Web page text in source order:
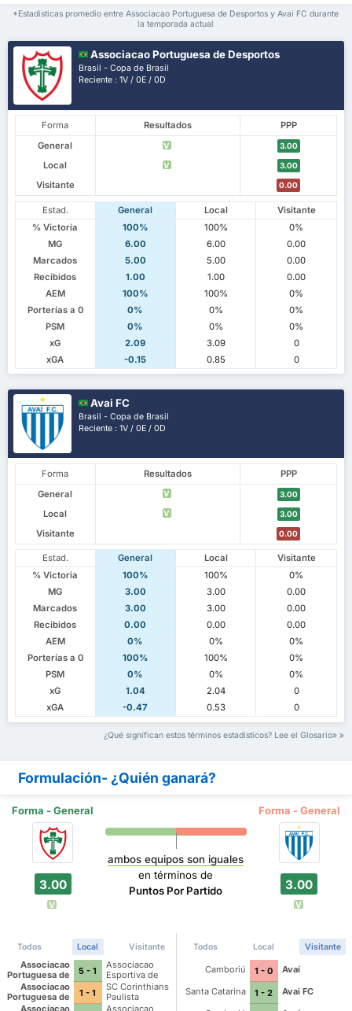
*Estadísticas promedio entre Associacao Portuguesa de Desportos y Avai FC durante
la temporada actual
Associacao Portuguesa de Desportos
Brasil - Copa de Brasil
Reciente : 1V / 0E / 0D
Forma Resultados
PPP
General
V 3.00
Local V 3.00
Visitante 0.00
Estad. General Local
Visitante
% Victoria
100% 100%
0%
MG
6.00 6.00
0.00
Marcados
5.00 5.00
0.00
Recibidos
1.00 1.00
0.00
AEM
100% 100%
0%
Porterías a 0
0% 0%
0%
PSM
0% 0%
0%
xG
2.09 3.09
0
xGA
-0.15 0.85 0
Avai FC
Brasil - Copa de Brasil
Reciente : 1V / 0E / 0D
Forma Resultados
PPP
General
V 3.00
Local V 3.00
Visitante 0.00
Estad. General Local
Visitante
% Victoria
100% 100%
0%
MG
3.00 3.00
0.00
Marcados
3.00 3.00
0.00
Recibidos
0.00 0.00
0.00
AEM
0% 0%
0%
Porterías a 0
100% 100%
0%
PSM
0% 0%
0%
xG
1.04 2.04
0
xGA
-0.47 0.53 0
¿Qué significan estos términos estadísticos? Lee el Glosario
Formulación- ¿Quién ganará?
Forma - General Forma - General
3.00
V
ambos equipos son iguales
en términos de
Puntos Por Partido
3.00
V
Todos Local Visitante
Associacao
Portuguesa de
Desportos
5 - 1
Associacao
Esportiva de
Altos
Associacao
Portuguesa de
Desportos
1 - 1
SC Corinthians
Paulista
Todos Local Visitante
Camboriú 1 - 0
Avaí
Santa Catarina
1 - 2
Avai FC